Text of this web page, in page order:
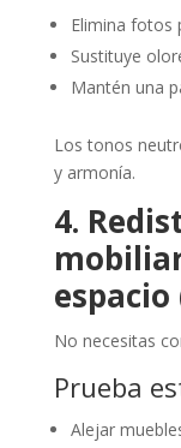
Elimina fotos
Sustituye
Mantén una
Los tonos
y armonía.
4.
No necesitas
Prueba
Alejar